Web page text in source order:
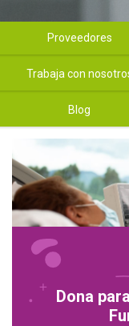
Proveedores
Trabaja con
Blog
Dona